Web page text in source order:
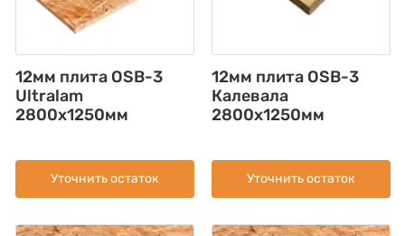
12мм плита OSB-3
Ultralam
2800x1250мм
Уточнить остаток
12мм плита OSB-3
Калевала
2800х1250мм
Уточнить остаток